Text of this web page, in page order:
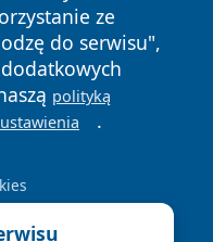
ze
do serwisu",
polityką
.
Polityka
Cookies